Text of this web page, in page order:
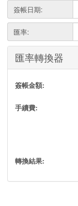
簽帳日期:
匯率:
匯率轉換器
簽帳金額:
手續費:
轉換結果: